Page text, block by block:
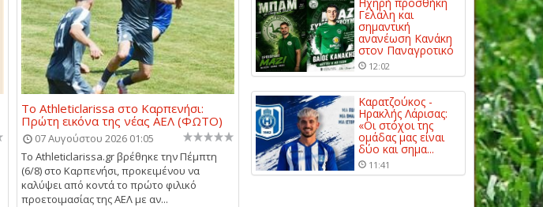
Το Athleticlarissa στο Καρπενήσι:
Πρώτη εικόνα της νέας ΑΕΛ (ΦΩΤΟ)
07 Αυγούστου 2026 01:05
Το Athleticlarissa.gr βρέθηκε την Πέμπτη
(6/8) στο Καρπενήσι, προκειμένου να
καλύψει από κοντά το πρώτο φιλικό
προετοιμασίας της ΑΕΛ με αν...
Γελάλη και
σημαντική
ανανέωση Κανάκη
στον Παναγροτικό
12:02
Καρατζούκος -
Ηρακλής Λάρισας:
«Οι στόχοι της
ομάδας μας είναι
δύο και σημα...
11:41